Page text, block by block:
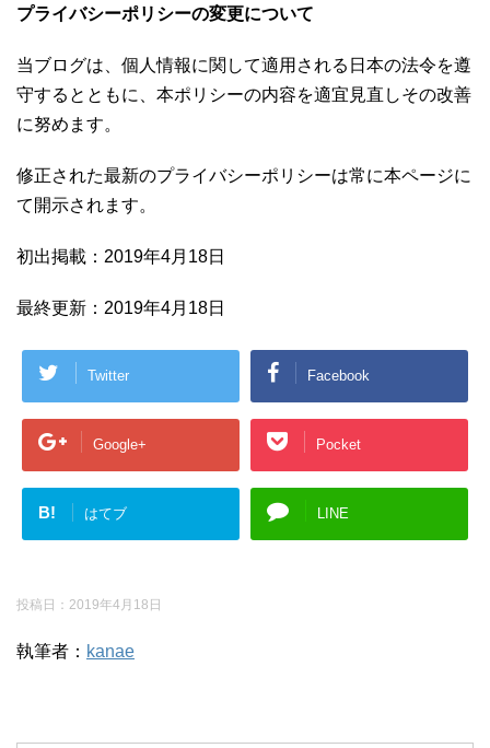
プライバシーポリシーの変更について
当ブログは、個人情報に関して適用される日本の法令を遵
守するとともに、本ポリシーの内容を適宜見直しその改善
に努めます。
修正された最新のプライバシーポリシーは常に本ページに
て開示されます。
初出掲載：2019年4月18日
最終更新：2019年4月18日
Twitter Facebook
Google+ Pocket
B! はてブ LINE
投稿日： 2019年4月18日
執筆者： kanae